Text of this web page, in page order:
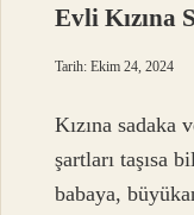
Evli Kızına
Tarih: Ekim 24, 2024
Kızına
şartları taşısa
babaya,